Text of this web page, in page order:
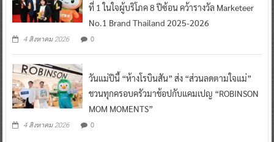
ที่ 1 ในใจผู้บริโภค 8 ปีซ้อน คว้ารางวัล Marketeer
No.1 Brand Thailand 2025-2026
4 สิงหาคม 2026 0
วันแม่ปีนี้ “ห้างโรบินสัน” ส่ง “ส่วนลดตามใจแม่”
ชวนทุกครอบครัวมาช้อปกับแคมเปญ “ROBINSON
MOM MOMENTS”
4 สิงหาคม 2026 0